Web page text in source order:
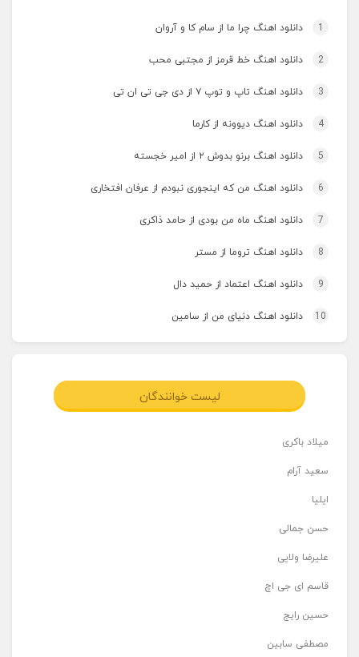
1 دانلود اهنگ چرا ما از سام کا و آروان
2 دانلود اهنگ خط قرمز از مجتبی محب
3 دانلود اهنگ تاپ و توپ ۷ از دی جی تی ان تی
4 دانلود اهنگ دیوونه از کارما
5 دانلود اهنگ برنو بدوش ۲ از امیر خجسته
6 دانلود اهنگ من که اینجوری نبودم از عرفان افتخاری
7 دانلود اهنگ ماه من بودی از حامد ذاکری
8 دانلود اهنگ تروما از مستر
9 دانلود اهنگ اعتماد از حمید دال
10 دانلود اهنگ دنیای من از سامین
لیست خوانندگان
میلاد باکری
سعید آرام
ایلیا
حسن جمالی
علیرضا ولایی
قاسم ای جی اچ
حسین رایج
مصطفی سابین